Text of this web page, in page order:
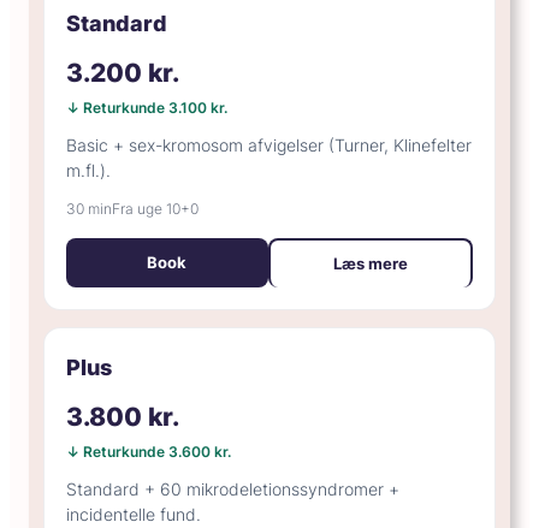
Standard
3.200 kr.
↓ Returkunde 3.100 kr.
Basic + sex-kromosom afvigelser (Turner, Klinefelter
m.fl.).
30 minFra uge 10+0
Book Læs mere
Plus
3.800 kr.
↓ Returkunde 3.600 kr.
Standard + 60 mikrodeletionssyndromer +
incidentelle fund.